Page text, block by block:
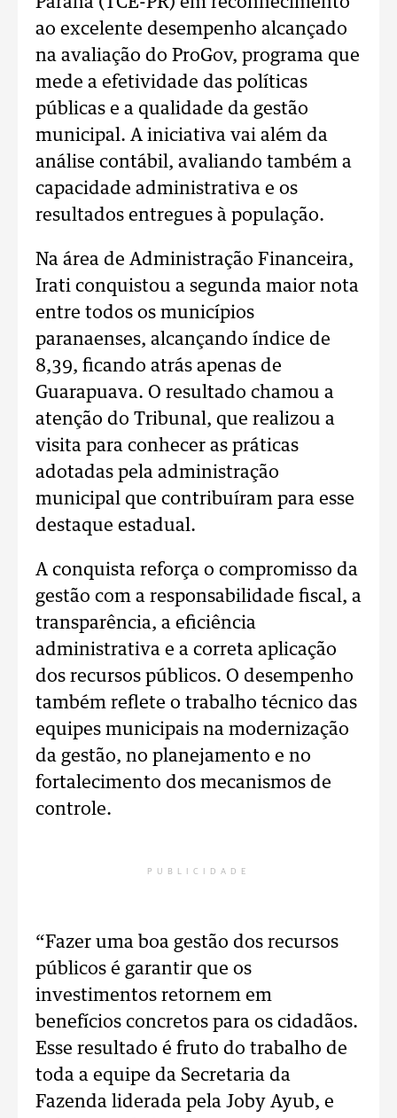
ao excelente desempenho alcançado
na avaliação do ProGov, programa que
mede a efetividade das políticas
públicas e a qualidade da gestão
municipal. A iniciativa vai além da
análise contábil, avaliando também a
capacidade administrativa e os
resultados entregues à população.
Na área de Administração Financeira,
Irati conquistou a segunda maior nota
entre todos os municípios
paranaenses, alcançando índice de
8,39, ficando atrás apenas de
Guarapuava. O resultado chamou a
atenção do Tribunal, que realizou a
visita para conhecer as práticas
adotadas pela administração
municipal que contribuíram para esse
destaque estadual.
A conquista reforça o compromisso da
gestão com a responsabilidade fiscal, a
transparência, a eficiência
administrativa e a correta aplicação
dos recursos públicos. O desempenho
também reflete o trabalho técnico das
equipes municipais na modernização
da gestão, no planejamento e no
fortalecimento dos mecanismos de
controle.
PUBLICIDADE
“Fazer uma boa gestão dos recursos
públicos é garantir que os
investimentos retornem em
benefícios concretos para os cidadãos.
Esse resultado é fruto do trabalho de
toda a equipe da Secretaria da
Fazenda liderada pela Joby Ayub, e